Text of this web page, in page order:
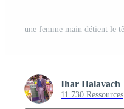
Ihar Halavach
11 730 Ressources